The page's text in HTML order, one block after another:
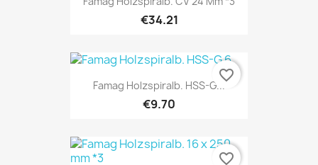
€34.21
Famag Holzspiralb. HSS-G...
€9.70
favorite_border
favorite_border